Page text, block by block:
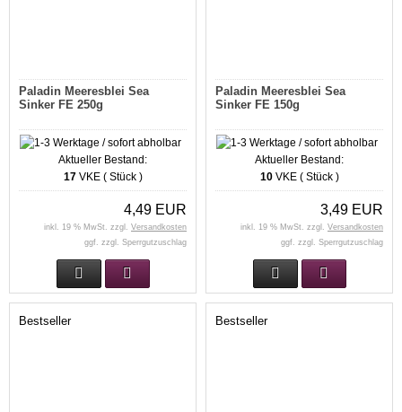
Paladin Meeresblei Sea
Sinker FE 250g
Aktueller Bestand:
17VKE ( Stück )
4,49 EUR
inkl. 19 % MwSt. zzgl. Versandkosten
ggf. zzgl. Sperrgutzuschlag
Paladin Meeresblei Sea
Sinker FE 150g
Aktueller Bestand:
10VKE ( Stück )
3,49 EUR
inkl. 19 % MwSt. zzgl. Versandkosten
ggf. zzgl. Sperrgutzuschlag
Bestseller Bestseller